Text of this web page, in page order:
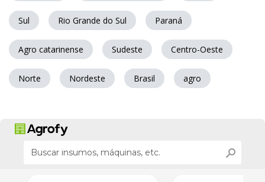
Sul Rio Grande do Sul Paraná
Agro catarinense Sudeste Centro-Oeste
Norte Nordeste Brasil agro